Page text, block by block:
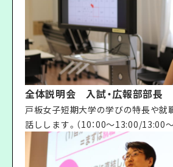
全体説明会 入試・広報部部長
戸板女子短期大学の学びの特長や就
話しします。（10：00〜13:00/13:00